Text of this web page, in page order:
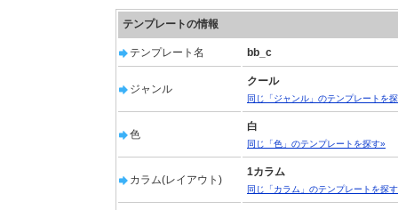
テンプレートの情報
テンプレート名 bb_c
ジャンル
クール
同じ「ジャンル」のテンプレートを
色
白
同じ「色」のテンプレートを探す»
カラム(レイアウト)
1カラム
同じ「カラム」のテンプレートを探